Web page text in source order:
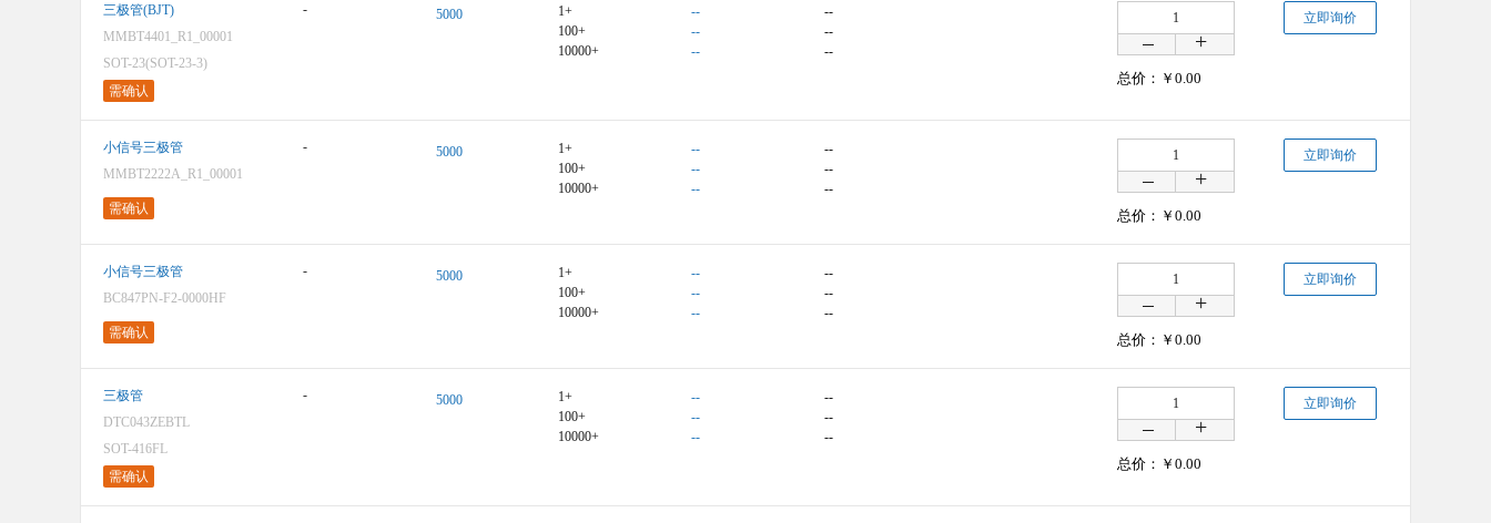
三极管(BJT)
MMBT4401_R1_00001
SOT-23(SOT-23-3)
需确认
- 5000
1+
100+
10000+
--
--
--
--
--
--
总价：￥ 0.00
立即询价
小信号三极管
MMBT2222A_R1_00001
需确认
- 5000
1+
100+
10000+
--
--
--
--
--
--
总价：￥ 0.00
立即询价
小信号三极管
BC847PN-F2-0000HF
需确认
- 5000
1+
100+
10000+
--
--
--
--
--
--
总价：￥ 0.00
立即询价
三极管
DTC043ZEBTL
SOT-416FL
需确认
- 5000
1+
100+
10000+
--
--
--
--
--
--
总价：￥ 0.00
立即询价